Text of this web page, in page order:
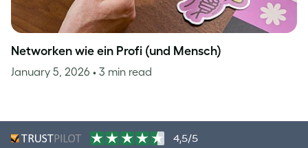
Networken wie ein Profi (und Mensch)
January 5, 2026 • 3 min read
4,5/5